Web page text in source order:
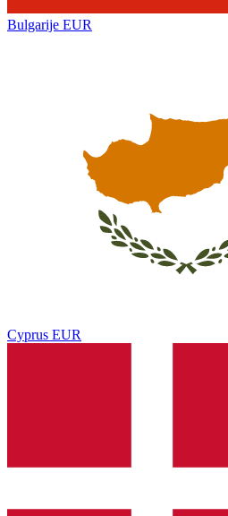
Bulgarije EUR
Cyprus EUR